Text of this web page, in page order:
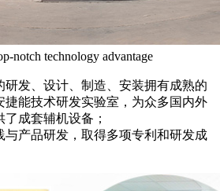
notch technology advantage
研发、设计、制造、安装拥有成熟的
捷能技术研发实验室，为众多国内外
成套辅机设备；
与产品研发，取得多项专利和研发成